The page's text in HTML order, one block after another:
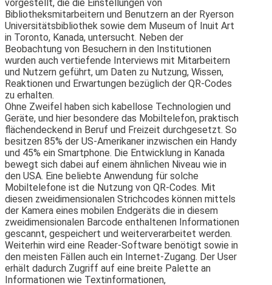
vorgestellt, die die Einstellungen von
Bibliotheksmitarbeitern und Benutzern an der Ryerson
Universitätsbibliothek sowie dem Museum of Inuit Art
in Toronto, Kanada, untersucht. Neben der
Beobachtung von Besuchern in den Institutionen
wurden auch vertiefende Interviews mit Mitarbeitern
und Nutzern geführt, um Daten zu Nutzung, Wissen,
Reaktionen und Erwartungen bezüglich der QR-Codes
zu erhalten.
Ohne Zweifel haben sich kabellose Technologien und
Geräte, und hier besondere das Mobiltelefon, praktisch
flächendeckend in Beruf und Freizeit durchgesetzt. So
besitzen 85% der US-Amerikaner inzwischen ein Handy
und 45% ein Smartphone. Die Entwicklung in Kanada
bewegt sich dabei auf einem ähnlichen Niveau wie in
den USA. Eine beliebte Anwendung für solche
Mobiltelefone ist die Nutzung von QR-Codes. Mit
diesen zweidimensionalen Strichcodes können mittels
der Kamera eines mobilen Endgeräts die in diesem
zweidimensionalen Barcode enthaltenen Informationen
gescannt, gespeichert und weiterverarbeitet werden.
Weiterhin wird eine Reader-Software benötigt sowie in
den meisten Fällen auch ein Internet-Zugang. Der User
erhält dadurch Zugriff auf eine breite Palette an
Informationen wie Textinformationen,